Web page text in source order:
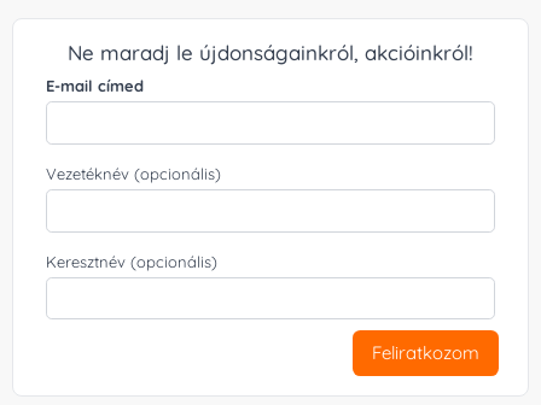
Ne maradj le újdonságainkról, akcióinkról!
E-mail címed
Vezetéknév (opcionális)
Keresztnév (opcionális)
Feliratkozom